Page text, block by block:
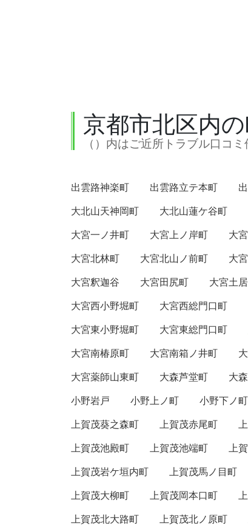
京都市北区内
（）内はご近所トラブル口コミ
出雲路神楽町 出雲路立テ本町
大北山天神岡町
大北山蓮ケ谷町
大宮一ノ井町
大宮上ノ岸町 大
大宮北林町
大宮北山ノ前町 大
大宮釈迦谷
大宮田尻町 大宮土
大宮西小野堀町
大宮西総門口町
大宮東小野堀町
大宮東総門口町
大宮南椿原町
大宮南箱ノ井町
大宮薬師山東町
大森芦堂町 大
小野岩戸
小野上ノ町 小野下ノ町
上賀茂葵之森町
上賀茂赤尾町
上賀茂池殿町
上賀茂池端町 上
上賀茂岩ケ垣内町
上賀茂馬ノ目町
上賀茂大柳町
上賀茂岡本口町
上賀茂北大路町
上賀茂北ノ原町